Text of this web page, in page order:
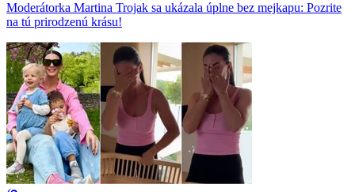
Moderátorka Martina Trojak sa ukázala úplne bez mejkapu: Pozrite
na tú prirodzenú krásu!